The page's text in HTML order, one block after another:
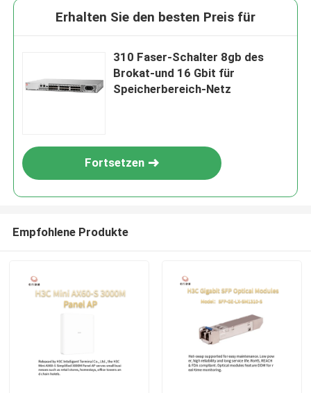
Erhalten Sie den besten Preis für
310 Faser-Schalter 8gb des
Brokat-und 16 Gbit für
Speicherbereich-Netz
Fortsetzen
Empfohlene Produkte